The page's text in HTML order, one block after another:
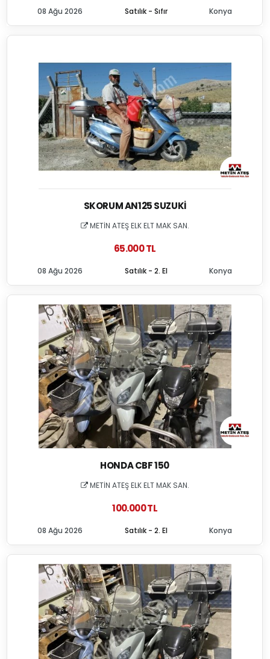
Satılık - Sıfır
08 Ağu 2026 Konya
SKORUM AN125 SUZUKI
METİN ATEŞ ELK ELT MAK SAN.
65.000 TL
Satılık - 2. El
08 Ağu 2026 Konya
HONDA CBF 150
METİN ATEŞ ELK ELT MAK SAN.
100.000 TL
Satılık - 2. El
08 Ağu 2026 Konya